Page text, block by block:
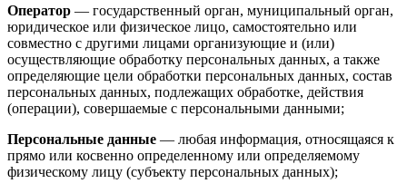
Оператор — государственный орган, муниципальный орган,
юридическое или физическое лицо, самостоятельно или
совместно с другими лицами организующие и (или)
осуществляющие обработку персональных данных, а также
определяющие цели обработки персональных данных, состав
персональных данных, подлежащих обработке, действия
(операции), совершаемые с персональными данными;
Персональные данные — любая информация, относящаяся к
прямо или косвенно определенному или определяемому
физическому лицу (субъекту персональных данных);